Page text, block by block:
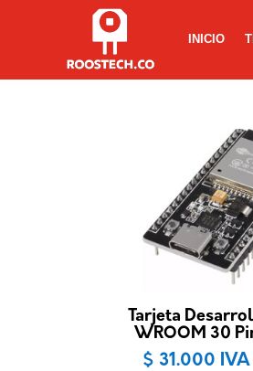
INICIO
Tarjeta
WROOM 30
$ 31.000